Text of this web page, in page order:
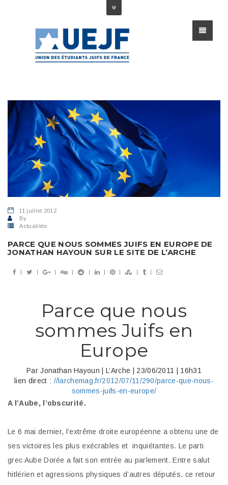
11 juillet 2012
By
Actualités
PARCE QUE NOUS SOMMES JUIFS EN EUROPE DE
JONATHAN HAYOUN SUR LE SITE DE L’ARCHE
Parce que nous
sommes Juifs en
Europe
Par Jonathan Hayoun | L’Arche | 23/06/2011 | 16h31
lien direct : //larchemag.fr/2012/07/11/290/parce-que-nous-
sommes-juifs-en-europe/
A l’Aube, l’obscurité.
Le 6 mai dernier, l’extrême droite européenne a obtenu une de
ses victoires les plus exécrables et inquiétantes. Le parti
grec Aube Dorée a fait son entrée au parlement. Entre salut
hitlérien et agressions physiques d’autres députés, ce retour